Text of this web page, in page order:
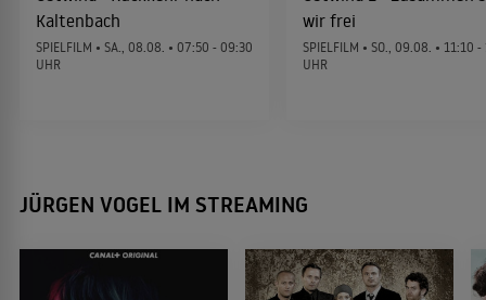
2017 Der Mann aus dem Eis
ABENTEUER
2016 Gut zu Vögeln
Komm zurück, sexy Sadie
Kaltenbach
SPIELFILM • SA., 08.08. • 07:50 - 09:30
UHR
wir frei
SPIELFILM • SO., 09.08. • 11:10 -
UHR
JÜRGEN VOGEL IM STREAMING